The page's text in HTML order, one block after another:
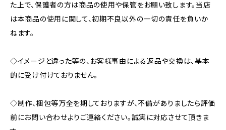
た上で、保護者の方は商品の使用や保管をお願い致します。当店
は本商品の使用に関して、初期不良以外の一切の責任を負いか
ねます。
◇イメージと違った等の、お客様事由による返品や交換は、基本
的に受け付けておりません。
◇制作、梱包等万全を期しておりますが、不備がありましたら評価
前にお問い合わせよりご連絡ください。誠実に対応させて頂きま